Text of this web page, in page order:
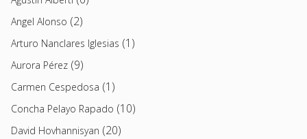
Angel Alonso (2)
Arturo Nanclares Iglesias (1)
Aurora Pérez (9)
Carmen Cespedosa (1)
Concha Pelayo Rapado (10)
David Hovhannisyan (20)